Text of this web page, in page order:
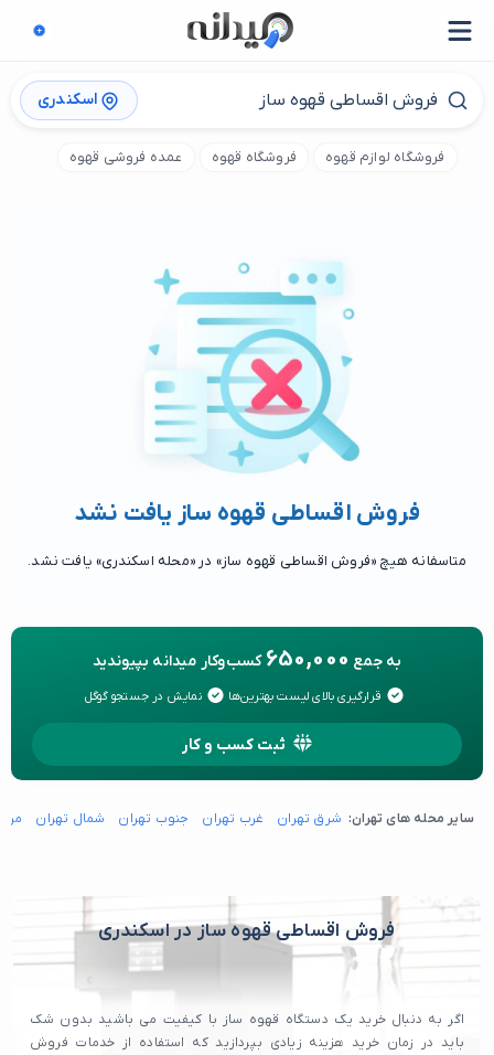
اسکندری
فروشگاه لوازم قهوه فروشگاه قهوه عمده فروشی قهوه
فروش اقساطی قهوه ساز یافت نشد
متاسفانه هیچ «فروش اقساطی قهوه ساز» در «محله اسکندری» یافت نشد.
به جمع 650,000 کسب‌وکار میدانه بپیوندید
قرارگیری بالای لیست بهترین‌ها نمایش در جستجو گوگل
ثبت کسب و کار
سایر محله های تهران: شرق تهران غرب تهران جنوب تهران شمال تهران
فروش اقساطی قهوه ساز در اسکندری
اگر به دنبال خرید یک دستگاه قهوه ساز با کیفیت می باشید بدون شک
باید در زمان خرید هزینه زیادی بپردازید که استفاده از خدمات فروش